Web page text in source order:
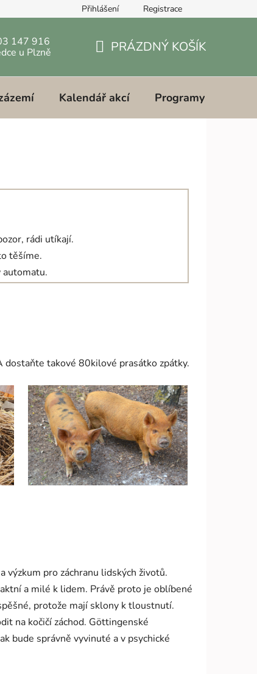
Přihlášení Registrace
147 916
u Plzně
KOŠÍK
PRÁZDNÝ KOŠÍK
Kalendář akcí Programy pro
rádi utíkají.
těšíme.
automatu.
dostaňte takové 80kilové prasátko zpátky.
pro záchranu lidských životů.
a milé k lidem. Právě proto je oblíbené
protože mají sklony k tloustnutí.
na kočičí záchod. Göttingenské
bude správně vyvinuté a v psychické